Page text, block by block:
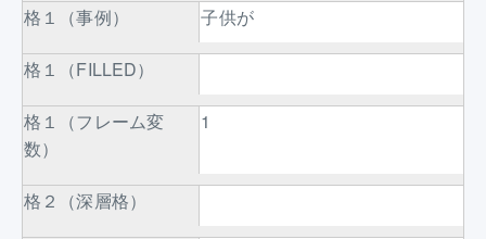
格１（事例） 子供が
格１（FILLED）
格１（フレーム変
数）
1
格２（深層格）